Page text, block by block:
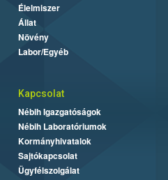
Élelmiszer
Állat
Növény
Labor/Egyéb
Kapcsolat
Nébih Igazgatóságok
Nébih Laboratóriumok
Kormányhivatalok
Sajtókapcsolat
Ügyfélszolgálat